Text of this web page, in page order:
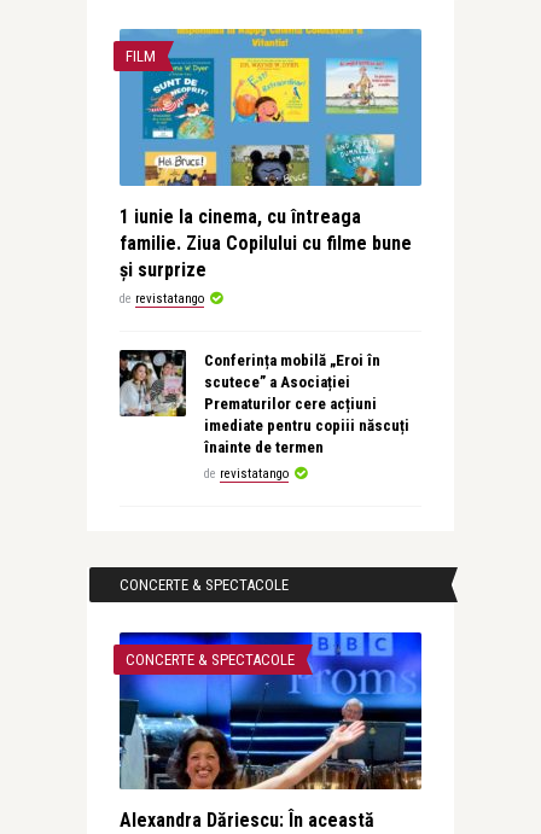
FILM
1 iunie la cinema, cu întreaga
familie. Ziua Copilului cu filme bune
și surprize
de revistatango
Conferința mobilă „Eroi în
scutece” a Asociației
Prematurilor cere acțiuni
imediate pentru copiii născuți
înainte de termen
de revistatango
CONCERTE & SPECTACOLE
CONCERTE & SPECTACOLE
Alexandra Dăriescu: În această